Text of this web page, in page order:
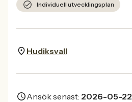
Individuell utvecklingsplan
Hudiksvall
Ansök senast: 2026-05-22